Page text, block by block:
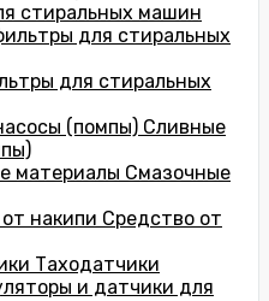
стиральных машин
для стиральных
Сливные
Смазочные
Средство от
Таходатчики